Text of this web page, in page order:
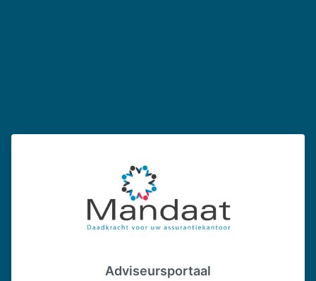
Adviseursportaal